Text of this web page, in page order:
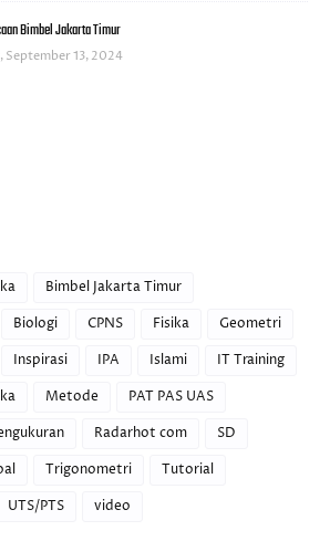
Bimbel Jakarta Timur
September 13, 2024
Bimbel Jakarta Timur
Biologi CPNS Fisika
Geometri
Inspirasi IPA Islami
IT Training
Metode
PAT PAS UAS
Radarhot com
SD
Trigonometri
Tutorial
UTS/PTS video